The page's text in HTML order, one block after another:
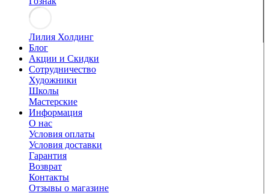
Лилия Холдинг
Блог
Акции и Скидки
Сотрудничество
Художники
Школы
Мастерские
Информация
О нас
Условия оплаты
Условия доставки
Гарантия
Возврат
Контакты
Отзывы о магазине